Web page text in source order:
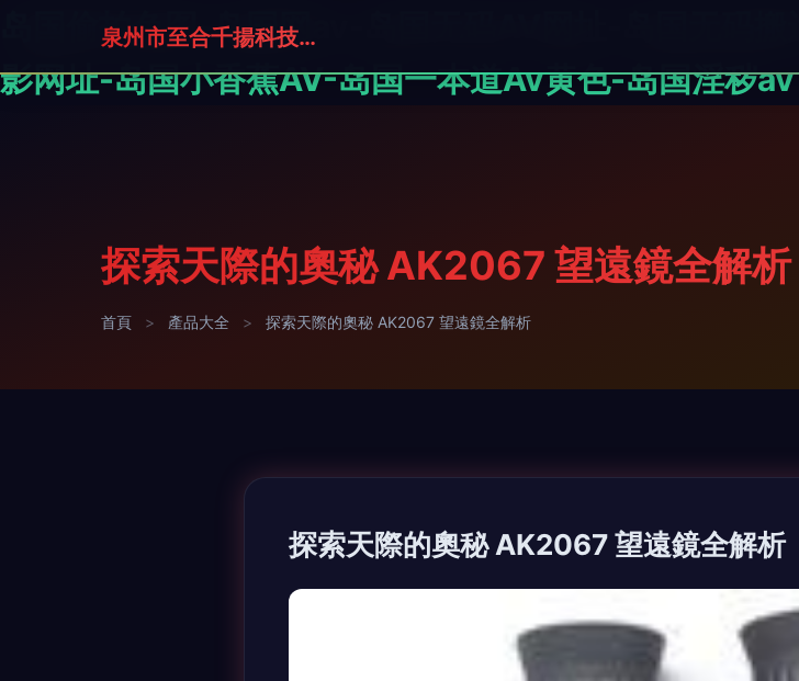
岛国偷拍色图-岛国网av-岛国无码AV网址-岛国无码
影网址-岛国小香蕉AV-岛国一本道Av黄色-岛国淫秽av
泉州市至合千揚科技有限公司
探索天際的奧秘 AK2067 望遠鏡全解析
首頁 > 產品大全 > 探索天際的奧秘 AK2067 望遠鏡全解析
探索天際的奧秘 AK2067 望遠鏡全解析